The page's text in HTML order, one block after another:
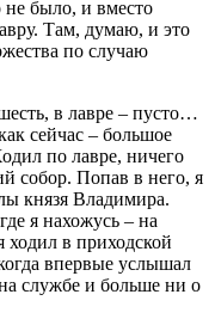
не было, и вместо
Там, думаю, и это
по случаю
в лавре – пусто…
сейчас – большое
по лавре, ничего
собор. Попав в него, я
князя Владимира.
я нахожусь – на
ходил в приходской
впервые услышал
службе и больше ни о